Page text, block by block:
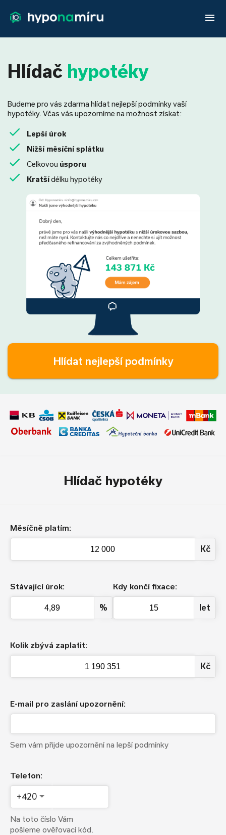
menu
Hlídač hypotéky
Budeme pro vás zdarma hlídat nejlepší podmínky vaší
hypotéky. Včas vás upozorníme na možnost získat:
Lepší úrok
Nižší měsíční splátku
Celkovou úsporu
Kratšídélku hypotéky
Hlídat nejlepší podmínky
Hlídač hypotéky
Měsíčně platím:
Kč
Stávající úrok:
%
Kdy končí fixace:
let
Kolik zbývá zaplatit:
Kč
E-mail pro zaslání upozornění:
Sem vám přijde upozornění na lepší podmínky
Telefon:
+420
Na toto číslo Vám
pošleme ověřovací kód.